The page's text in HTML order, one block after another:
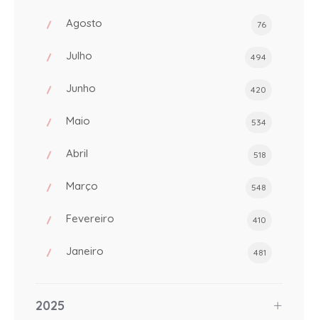
Agosto 76
Julho 494
Junho 420
Maio 534
Abril 518
Março 548
Fevereiro 410
Janeiro 481
2025